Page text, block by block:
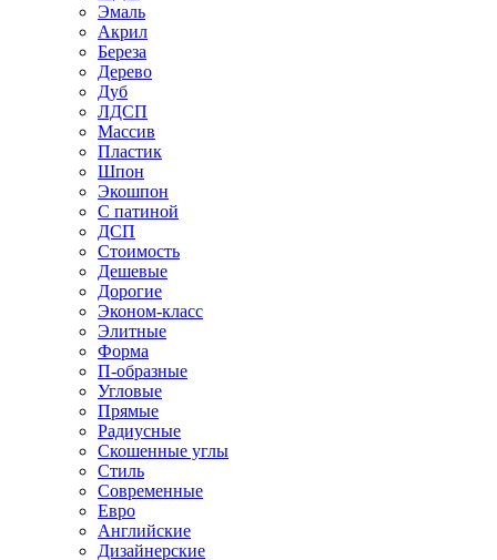
Эмаль
Акрил
Береза
Дерево
Дуб
ЛДСП
Массив
Пластик
Шпон
Экошпон
С патиной
ДСП
Стоимость
Дешевые
Дорогие
Эконом-класс
Элитные
Форма
П-образные
Угловые
Прямые
Радиусные
Скошенные углы
Стиль
Современные
Евро
Английские
Дизайнерские